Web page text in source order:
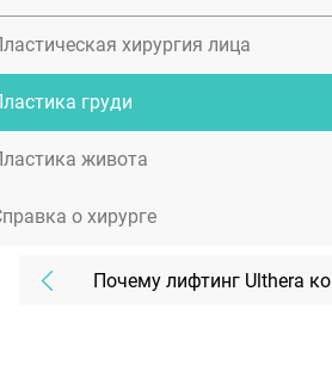
хирургия лица
груди
живота
о хирурге
Почему лифтинг Ulthera